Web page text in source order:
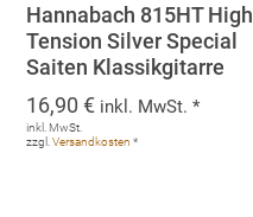
Hannabach 815HT High
Tension Silver Special
Saiten Klassikgitarre
16,90€ inkl. MwSt. *
inkl. MwSt.
zzgl.Versandkosten *